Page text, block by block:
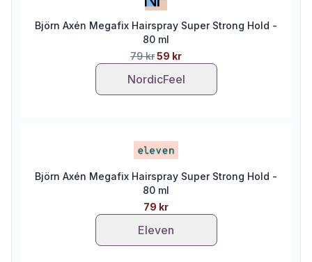
Björn Axén Megafix Hairspray Super Strong Hold -
80 ml
79 kr59 kr
NordicFeel
Björn Axén Megafix Hairspray Super Strong Hold -
80 ml
79 kr
Eleven